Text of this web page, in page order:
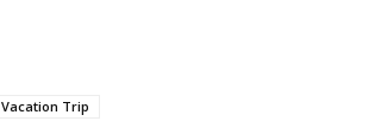
Vacation Trip